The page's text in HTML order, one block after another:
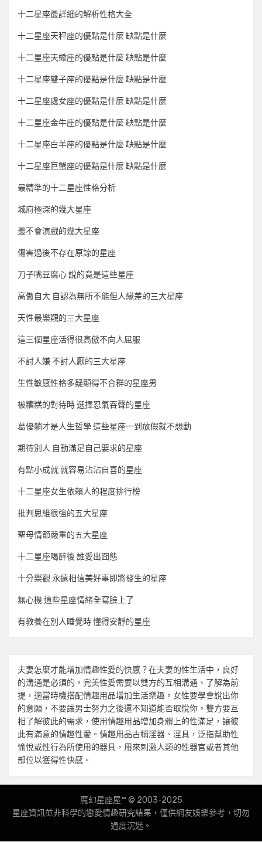
十二星座最詳細的解析性格大全
十二星座天秤座的優點是什麼 缺點是什麼
十二星座天蠍座的優點是什麼 缺點是什麼
十二星座雙子座的優點是什麼 缺點是什麼
十二星座處女座的優點是什麼 缺點是什麼
十二星座金牛座的優點是什麼 缺點是什麼
十二星座白羊座的優點是什麼 缺點是什麼
十二星座巨蟹座的優點是什麼 缺點是什麼
最精準的十二星座性格分析
城府極深的幾大星座
最不會演戲的幾大星座
傷害過後不存在原諒的星座
刀子嘴豆腐心 說的竟是這些星座
高傲自大 自認為無所不能但人緣差的三大星座
天性最樂觀的三大星座
這三個星座活得很高傲不向人屈服
不討人嫌 不討人厭的三大星座
生性敏感性格多疑顯得不合群的星座男
被糟糕的對待時 選擇忍氣吞聲的星座
葛優躺才是人生哲學 這些星座一到放假就不想動
期待別人 自動滿足自己要求的星座
有點小成就 就容易沾沾自喜的星座
十二星座女生依賴人的程度排行榜
批判思維很強的五大星座
聖母情節嚴重的五大星座
十二星座喝醉後 誰愛出囧態
十分樂觀 永遠相信美好事即將發生的星座
無心機 這些星座情緒全寫臉上了
有教養在別人睡覺時 懂得安靜的星座
夫妻怎麼才能增加情趣性愛的快感？在夫妻的性生活中，良好
的溝通是必須的，完美性愛需要以雙方的互相溝通、了解為前
提，適當時機搭配情趣用品增加生活樂趣。女性要學會說出你
的意願，不要讓男士努力之後還不知道能否取悅你。雙方要互
相了解彼此的需求，使用情趣用品增加身體上的性滿足，讓彼
此有滿意的情趣性愛。 情趣用品古稱淫器、淫具，泛指幫助性
愉悅或性行為所使用的器具，用來刺激人類的性器官或者其他
部位以獲得性快感。
魔幻星座屋™ © 2003-2025
星座資訊並非科學的戀愛情趣研究結果，僅供網友娛樂參考，切勿
過度沉迷。